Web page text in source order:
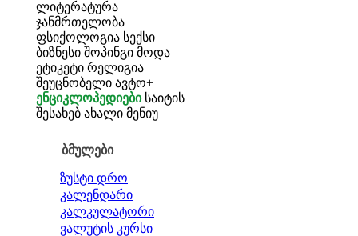
ლიტერატურა
ჯანმრთელობა
ფსიქოლოგია სექსი
ბიზნესი შოპინგი მოდა
ეტიკეტი რელიგია
შეუცნობელი ავტო+
ენციკლოპედიები საიტის
შესახებ ახალი მენიუ
ბმულები
ზუსტი დრო
კალენდარი
კალკულატორი
ვალუტის კურსი